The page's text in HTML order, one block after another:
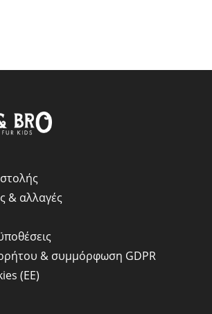
& αλλαγές
& συμμόρφωση GDPR
(ΕΕ)